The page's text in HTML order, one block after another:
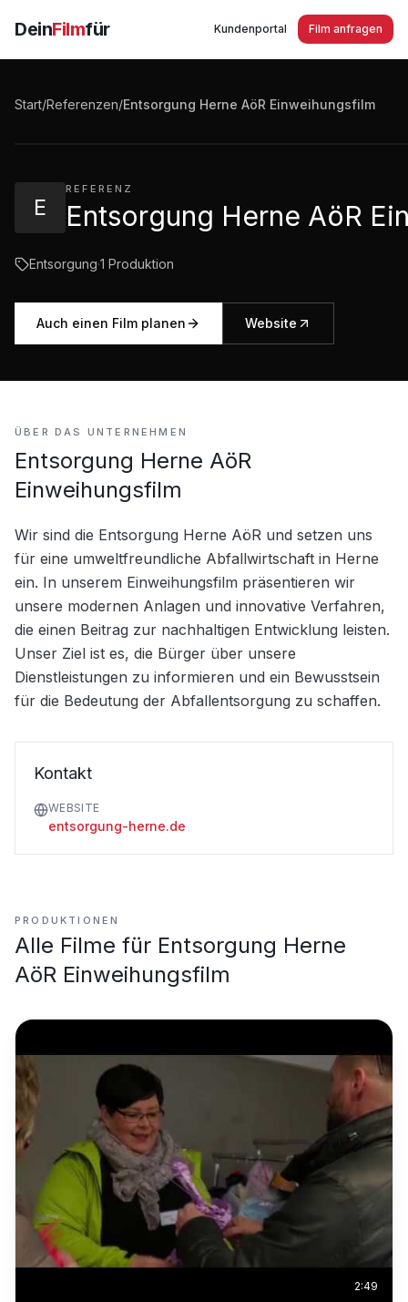
DeinFilmfür Kundenportal Film anfragen
Start/Referenzen/Entsorgung Herne AöR Einweihungsfilm
E
REFERENZ
Entsorgung Herne AöR
Entsorgung·1 Produktion
Auch einen Film planen Website
Entsorgung Herne AöR Einweihungsfilm
ÜBER DAS UNTERNEHMEN
Entsorgung Herne AöR
Einweihungsfilm
Wir sind die Entsorgung Herne AöR und setzen uns
für eine umweltfreundliche Abfallwirtschaft in Herne
ein. In unserem Einweihungsfilm präsentieren wir
unsere modernen Anlagen und innovative Verfahren,
die einen Beitrag zur nachhaltigen Entwicklung leisten.
Unser Ziel ist es, die Bürger über unsere
Dienstleistungen zu informieren und ein Bewusstsein
für die Bedeutung der Abfallentsorgung zu schaffen.
Kontakt
WEBSITE
entsorgung-herne.de
PRODUKTIONEN
Alle Filme für Entsorgung Herne
AöR Einweihungsfilm
2:49